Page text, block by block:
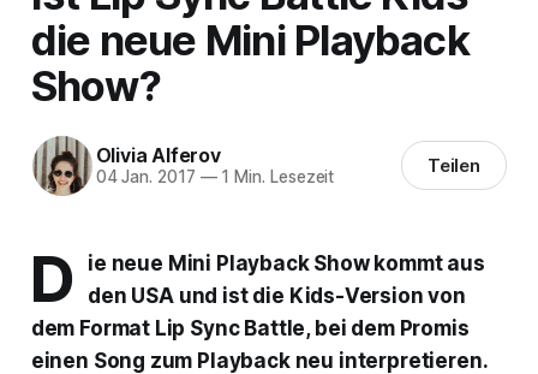
die neue Mini Playback
Show?
Olivia Alferov
04 Jan. 2017 —1 Min. Lesezeit Teilen
D
ie neue Mini Playback Show kommt aus
den USA und ist die Kids-Version von
dem Format Lip Sync Battle, bei dem Promis
einen Song zum Playback neu interpretieren.